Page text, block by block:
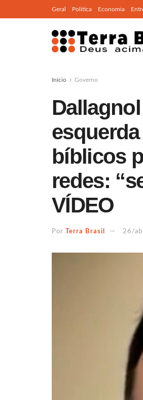
Geral Política Economia
Início Governo
bíblicos
redes:
VÍDEO
Por Terra Brasil 26/